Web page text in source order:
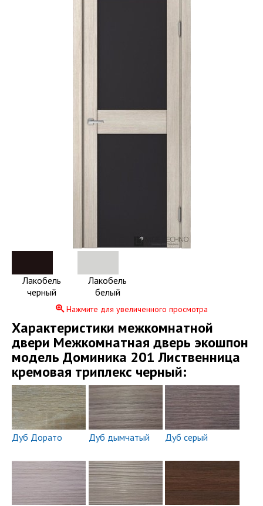
Лакобель
черный
Лакобель
белый
Нажмите для увеличенного просмотра
Xарактеристики межкомнатной
двери Межкомнатная дверь экошпон
модель Доминика 201 Лиственница
кремовая триплекс черный:
Дуб Дорато Дуб дымчатый Дуб серый